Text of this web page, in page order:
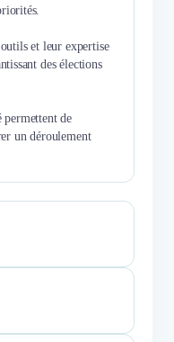
et leur expertise
des élections
de
un déroulement